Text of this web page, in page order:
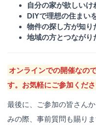
自分の家が欲しい
DIYで理想の住まい
物件の探し方が知り
地域の方とつながり
オンラインでの開催なの
す。お気軽にご参加くださ
最後に、ご参加の皆さん
みの際、事前質問も賜りま